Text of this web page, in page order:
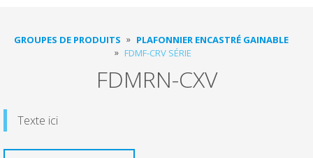
GROUPES DE PRODUITS
PLAFONNIER ENCASTRÉ GAINABLE
FDMF-CRV SÉRIE
FDMRN-CXV
Texte ici